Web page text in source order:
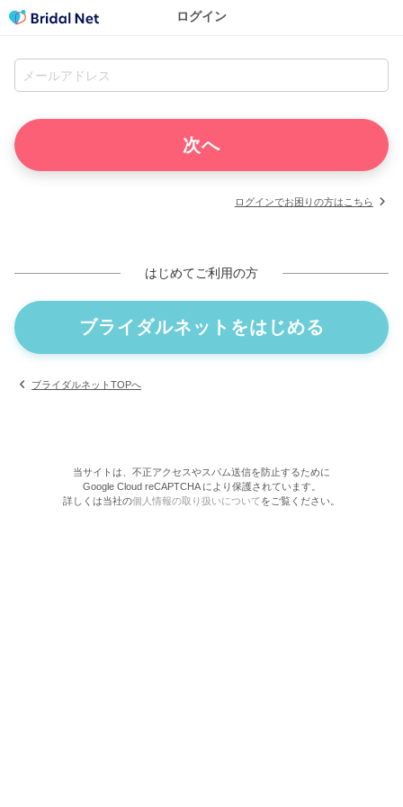
ログイン
ログインでお困りの方はこちら
はじめてご利用の方
ブライダルネットをはじめる
ブライダルネットTOPへ
当サイトは、不正アクセスやスパム送信を防止するために
Google Cloud reCAPTCHA により保護されています。
詳しくは当社の個人情報の取り扱いについてをご覧ください。